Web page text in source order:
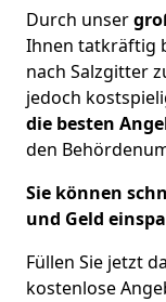
Durch unser
Ihnen tatkräftig
nach Salzgitter
jedoch
die besten
den
Sie können
und Geld
Füllen Sie jetzt
kostenlose